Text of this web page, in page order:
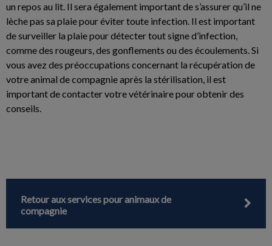
un repos au lit. Il sera également important de s’assurer qu’il ne
lèche pas sa plaie pour éviter toute infection. Il est important
de surveiller la plaie pour détecter tout signe d’infection,
comme des rougeurs, des gonflements ou des écoulements. Si
vous avez des préoccupations concernant la récupération de
votre animal de compagnie après la stérilisation, il est
important de contacter votre vétérinaire pour obtenir des
conseils.
Retour aux services pour animaux de
compagnie